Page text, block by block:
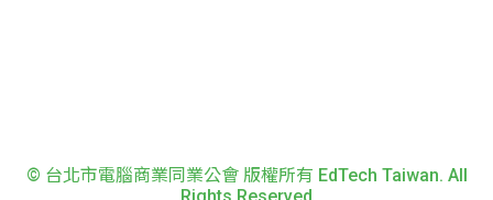
© 台北市電腦商業同業公會 版權所有 EdTech Taiwan. All